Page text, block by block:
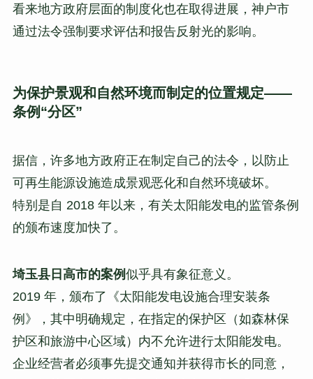
看来地方政府层面的制度化也在取得进展，神户市
通过法令强制要求评估和报告反射光的影响。
为保护景观和自然环境而制定的位置规定——
条例“分区”
据信，许多地方政府正在制定自己的法令，以防止
可再生能源设施造成景观恶化和自然环境破坏。
特别是自 2018 年以来，有关太阳能发电的监管条例
的颁布速度加快了。
埼玉县日高市的案例似乎具有象征意义。
2019 年，颁布了《太阳能发电设施合理安装条
例》，其中明确规定，在指定的保护区（如森林保
护区和旅游中心区域）内不允许进行太阳能发电。
企业经营者必须事先提交通知并获得市长的同意，